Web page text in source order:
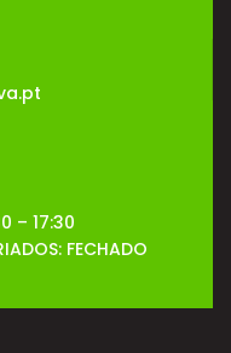
– 17:30
FECHADO